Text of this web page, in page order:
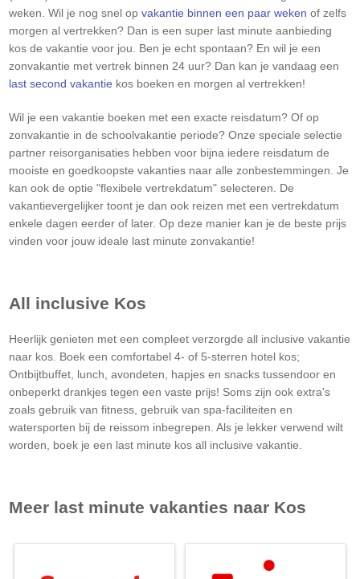
weken. Wil je nog snel op vakantie binnen een paar weken of zelfs
morgen al vertrekken? Dan is een super last minute aanbieding
kos de vakantie voor jou. Ben je echt spontaan? En wil je een
zonvakantie met vertrek binnen 24 uur? Dan kan je vandaag een
last second vakantie kos boeken en morgen al vertrekken!
Wil je een vakantie boeken met een exacte reisdatum? Of op
zonvakantie in de schoolvakantie periode? Onze speciale selectie
partner reisorganisaties hebben voor bijna iedere reisdatum de
mooiste en goedkoopste vakanties naar alle zonbestemmingen. Je
kan ook de optie "flexibele vertrekdatum" selecteren. De
vakantievergelijker toont je dan ook reizen met een vertrekdatum
enkele dagen eerder of later. Op deze manier kan je de beste prijs
vinden voor jouw ideale last minute zonvakantie!
All inclusive Kos
Heerlijk genieten met een compleet verzorgde all inclusive vakantie
naar kos. Boek een comfortabel 4- of 5-sterren hotel kos;
Ontbijtbuffet, lunch, avondeten, hapjes en snacks tussendoor en
onbeperkt drankjes tegen een vaste prijs! Soms zijn ook extra's
zoals gebruik van fitness, gebruik van spa-faciliteiten en
watersporten bij de reissom inbegrepen. Als je lekker verwend wilt
worden, boek je een last minute kos all inclusive vakantie.
Meer last minute vakanties naar Kos